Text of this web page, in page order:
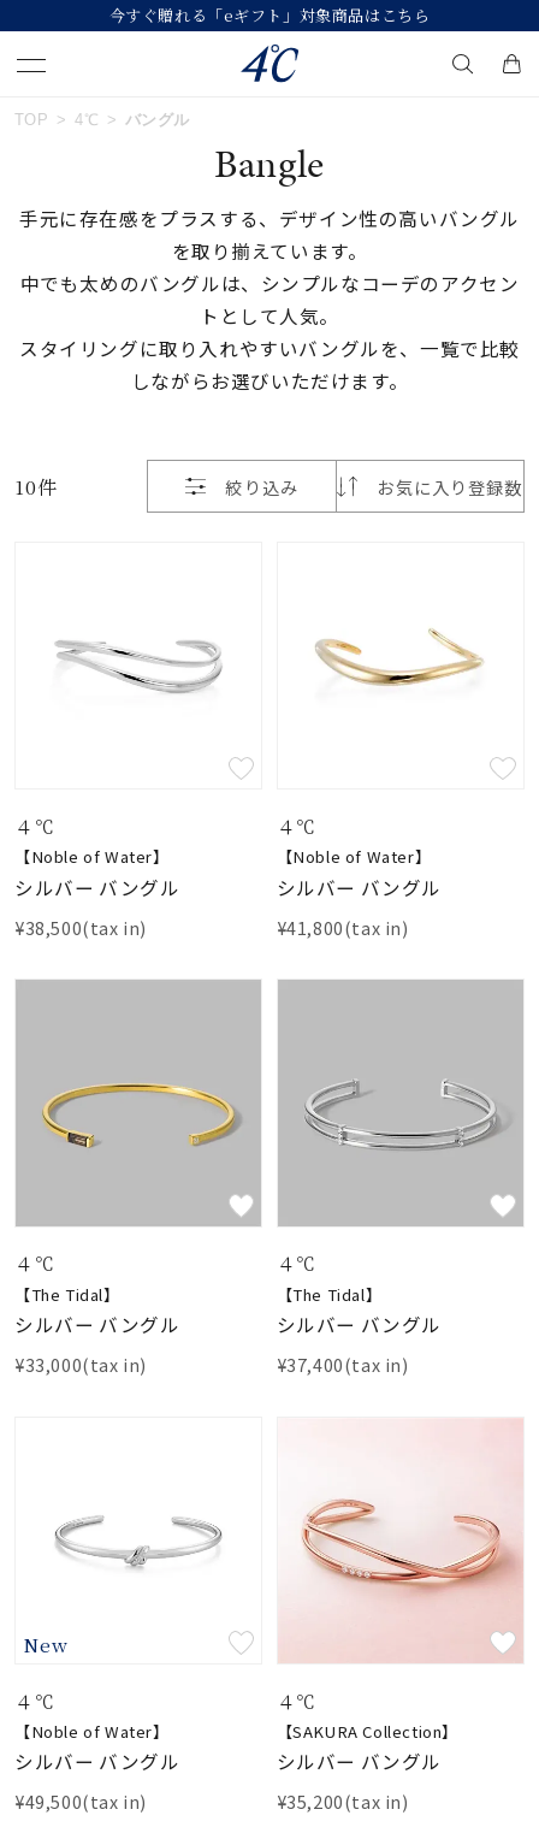
今すぐ贈れる「eギフト」対象商品はこちら
人気検索キーワード
#ペア #eギフト #ハーフエタニティリング
カテゴリー
カラー
モチーフ
石の色
ファッションテイス
着用シーン
リングサイズ
メンズ
～
在庫ありのみ すべて表示
TOP 4℃ バングル
Bangle
手元に存在感をプラスする、デザイン性の高いバングル
を取り揃えています。
中でも太めのバングルは、シンプルなコーデのアクセン
トとして人気。
スタイリングに取り入れやすいバングルを、一覧で比較
しながらお選びいただけます。
10件 絞り込み お気に入り登録数
おすすめ順
４℃
【Noble of Water】
シルバー バングル
¥38,500(tax in)
４℃
【Noble of Water】
シルバー バングル
¥41,800(tax in)
４℃
【The Tidal】
シルバー バングル
¥33,000(tax in)
４℃
【The Tidal】
シルバー バングル
¥37,400(tax in)
New
４℃
【Noble of Water】
シルバー バングル
¥49,500(tax in)
４℃
【SAKURA Collection】
シルバー バングル
¥35,200(tax in)